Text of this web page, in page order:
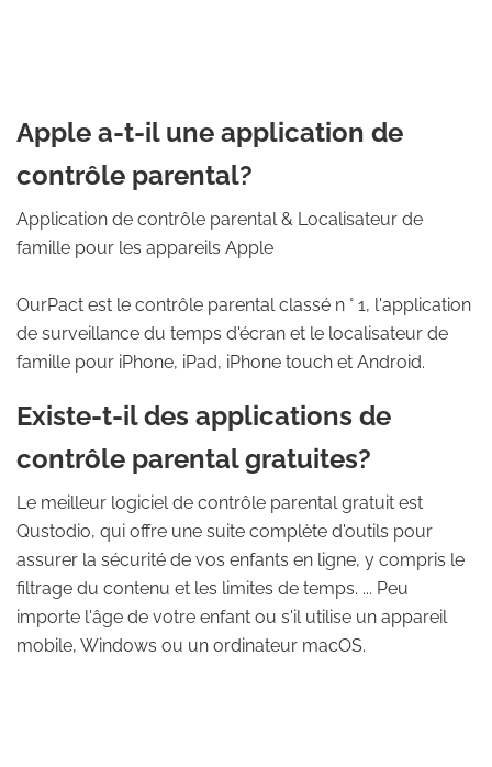
Apple a-t-il une application de
contrôle parental?
Application de contrôle parental & Localisateur de
famille pour les appareils Apple
OurPact est le contrôle parental classé n ° 1, l'application
de surveillance du temps d'écran et le localisateur de
famille pour iPhone, iPad, iPhone touch et Android.
Existe-t-il des applications de
contrôle parental gratuites?
Le meilleur logiciel de contrôle parental gratuit est
Qustodio, qui offre une suite complète d'outils pour
assurer la sécurité de vos enfants en ligne, y compris le
filtrage du contenu et les limites de temps. ... Peu
importe l'âge de votre enfant ou s'il utilise un appareil
mobile, Windows ou un ordinateur macOS.